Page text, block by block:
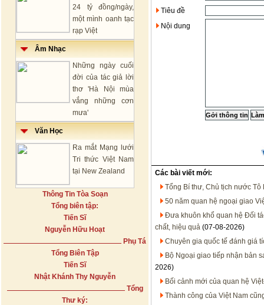
24 tỷ đồng/ngày,
một mình oanh tạc
rạp Việt
Âm Nhạc
Những ngày cuối
đời của tác giả lời
thơ 'Hà Nội mùa
vắng những cơn
mưa'
Văn Học
Ra mắt Mạng lưới
Tri thức Việt Nam
tại New Zealand
Thông Tin Tòa Soạn
Tổng biên tập:
Tiến Sĩ
Nguyễn Hữu Hoạt
Phụ Tá
Tổng Biên Tập
Tiến Sĩ
Nhật Khánh Thy Nguyễn
Tổng
Thư ký:
Tiêu đề
Nội dung
Các bài viết mới:
Tổng Bí thư, Chủ tịch nước
50 năm quan hệ ngoại giao
Đưa khuôn khổ quan hệ Đối
chất, hiệu quả (07-08-2026)
Chuyên gia quốc tế đánh giá
Bộ Ngoại giao tiếp nhận bản
2026)
Bối cảnh mới của quan hệ
Thành công của Việt Nam